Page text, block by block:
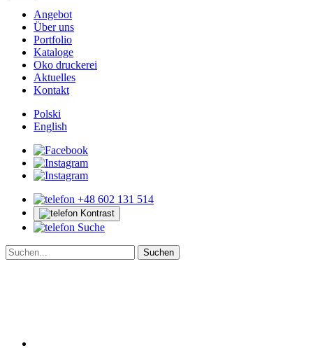
Angebot
Über uns
Portfolio
Kataloge
Oko druckerei
Aktuelles
Kontakt
Polski
English
+48 602 131 514
Kontrast
Suche